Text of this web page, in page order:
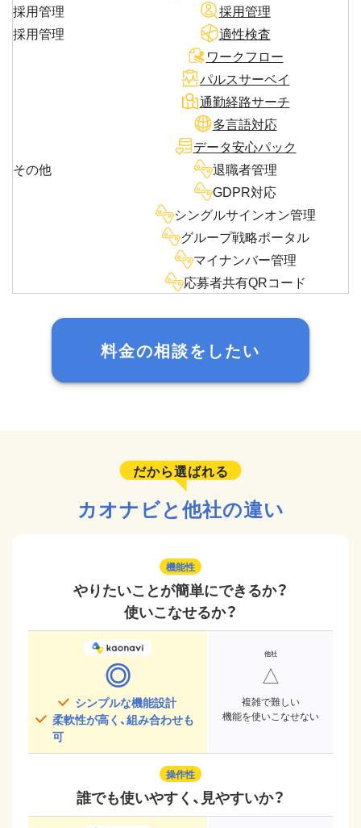
採用管理
採用管理
採用管理
適性検査
その他
ワークフロー
パルスサーベイ
通勤経路サーチ
多言語対応
データ安心パック
退職者管理
GDPR対応
シングルサインオン管理
グループ戦略ポータル
マイナンバー管理
応募者共有QRコード
料金の相談をしたい
だから選ばれる
カオナビと他社の違い
機能性
やりたいことが簡単にできるか？
使いこなせるか？
◎
シンプルな機能設計
柔軟性が高く、組み合わせも
可
△
複雑で難しい
機能を使いこなせない
操作性
誰でも使いやすく、見やすいか？